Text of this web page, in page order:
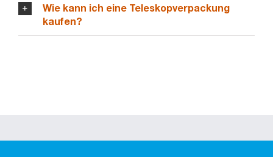
Wie kann ich eine Teleskopverpackung
kaufen?